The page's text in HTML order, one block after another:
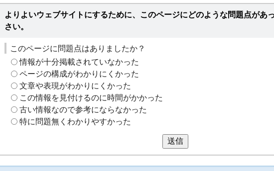
よりよいウェブサイトにするために、このページにどのような問題点があ
さい。
このページに問題点はありましたか？
情報が十分掲載されていなかった
ページの構成がわかりにくかった
文章や表現がわかりにくかった
この情報を見付けるのに時間がかかった
古い情報なので参考にならなかった
特に問題無くわかりやすかった
送信